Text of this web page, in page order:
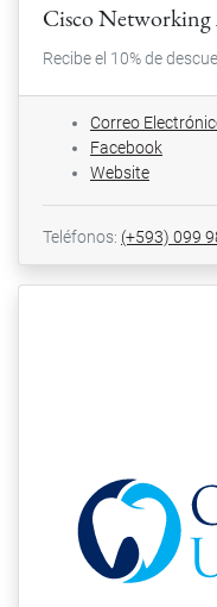
Cisco Networking
Recibe el 10% de
Correo
Facebook
Website
Teléfonos: (+593) 099